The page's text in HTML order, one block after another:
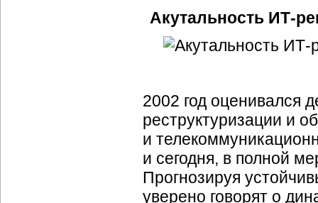
Акутальность ИТ-
2002 год оценивался
реструктуризации и
и
и сегодня, в полной
Прогнозируя
уверено говорят о